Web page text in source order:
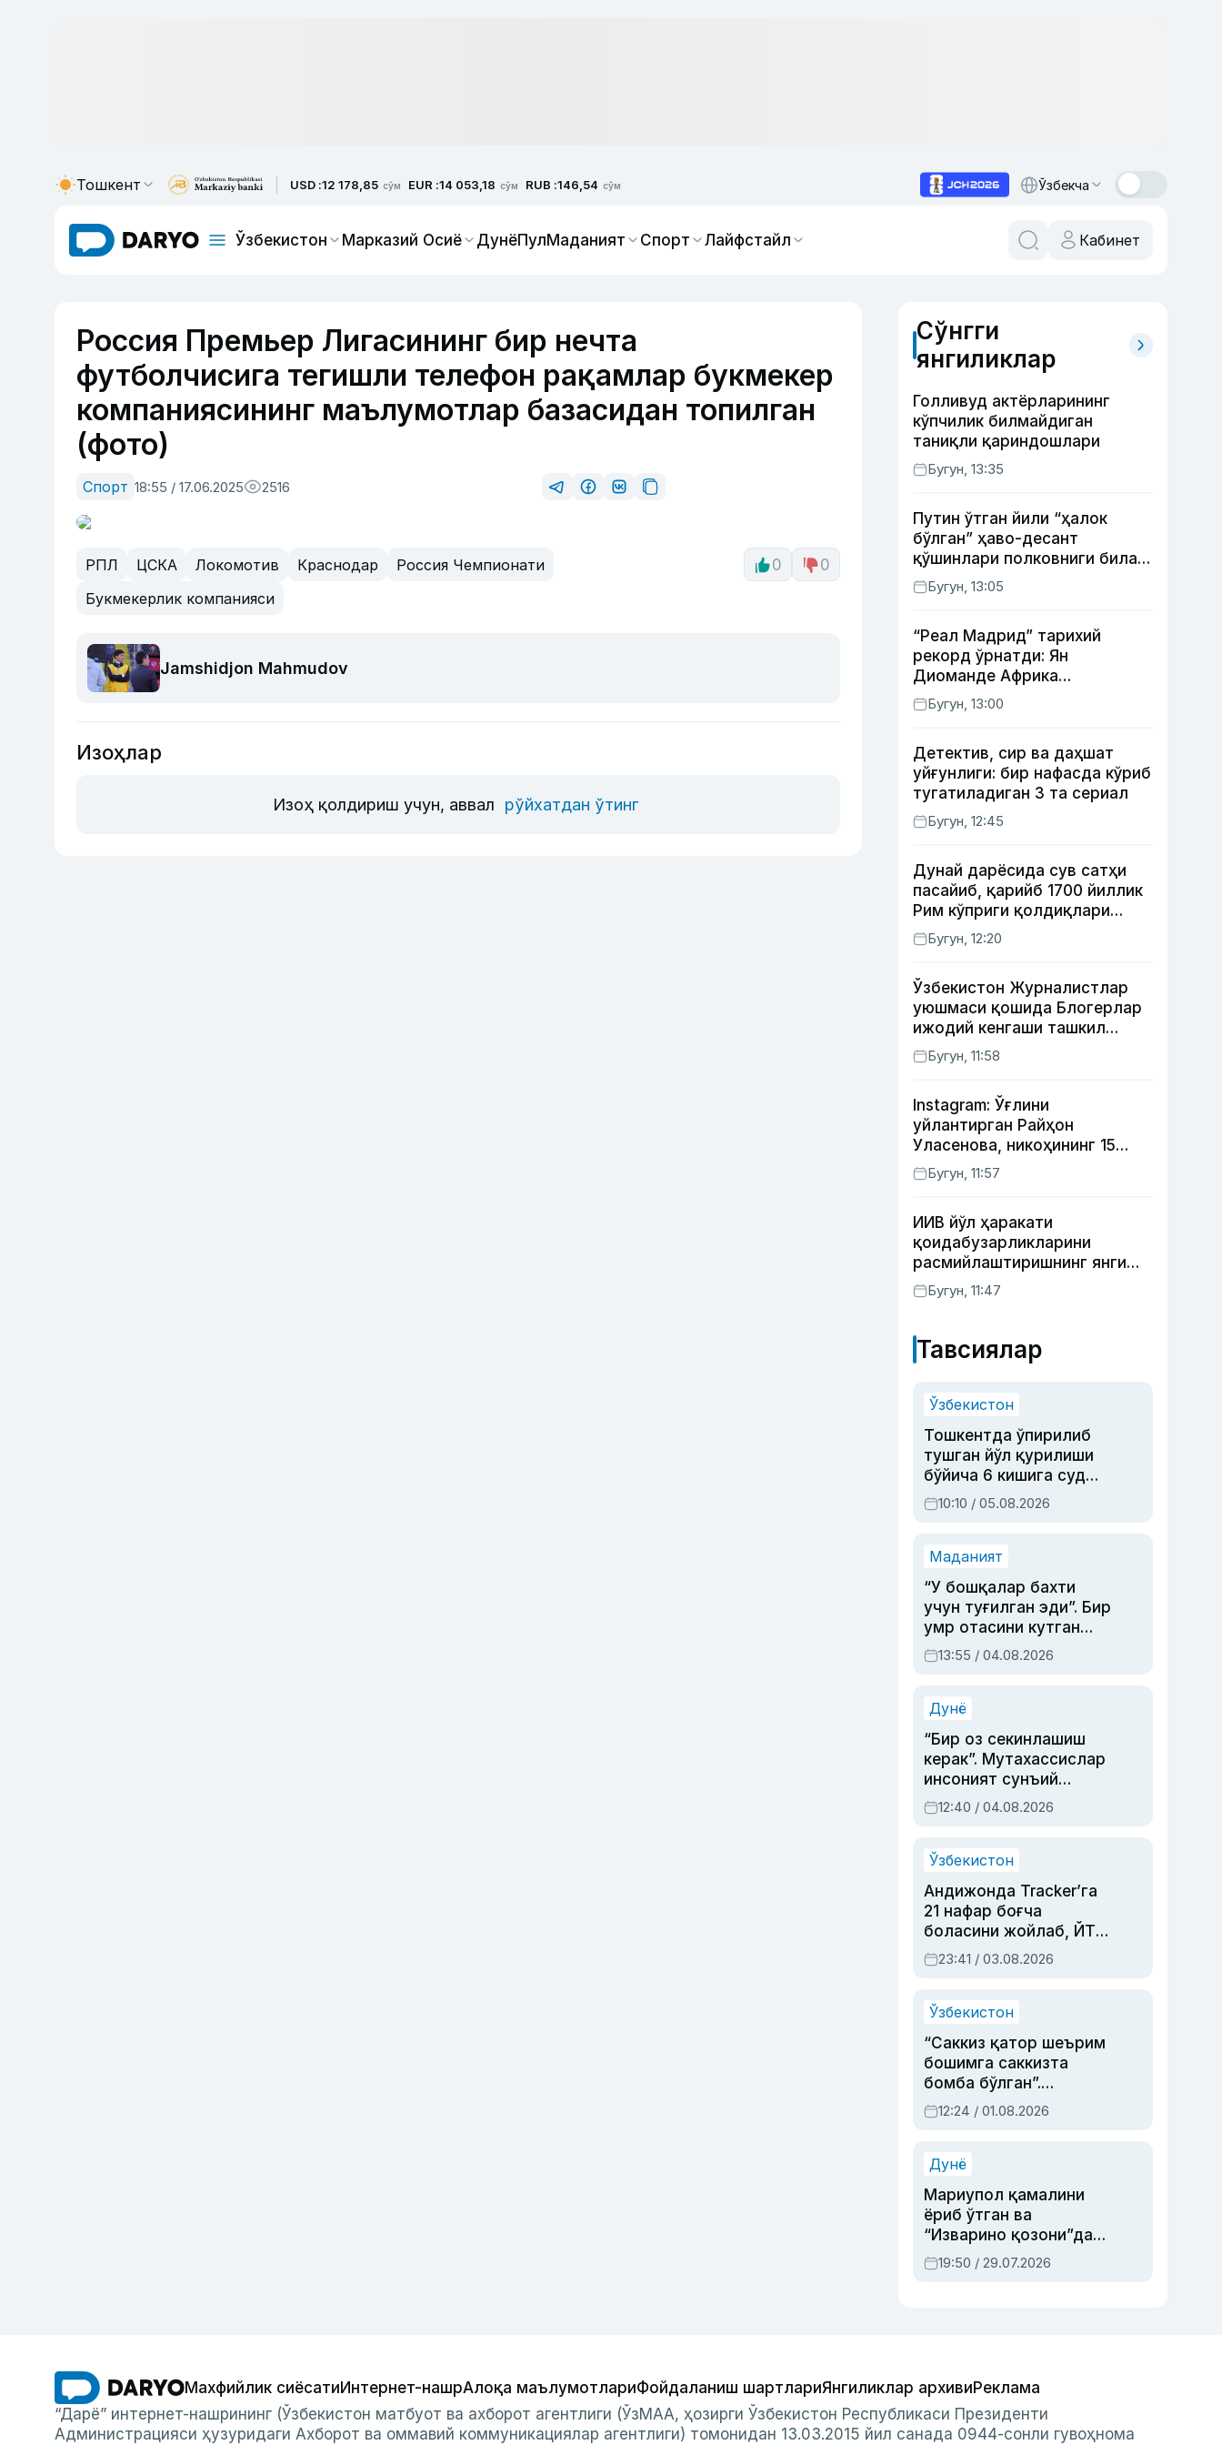
Тошкент USD :12 178,85 сўм EUR :14 053,18 сўм RUB :146,54 сўм Ўзбекча
Ўзбекистон Марказий Осиё ДунёПулМаданият Спорт Лайфстайл Кабинет
Россия Премьер Лигасининг бир нечта
футболчисига тегишли телефон рақамлар букмекер
компаниясининг маълумотлар базасидан топилган
(фото)
Спорт 18:55 / 17.06.2025 2516
РПЛ ЦСКА Локомотив Краснодар
Россия Чемпионати
Букмекерлик компанияси
0 0
Jamshidjon Mahmudov
Изоҳлар
Изоҳ қолдириш учун, аввал рўйхатдан ўтинг
Сўнгги
янгиликлар
Голливуд актёрларининг
кўпчилик билмайдиган
таниқли қариндошлари
Бугун, 13:35
Путин ўтган йили “ҳалок
бўлган” ҳаво-десант
қўшинлари полковниги билан
телефон орқали
суҳбатлашди
Бугун, 13:05
“Реал Мадрид” тарихий
рекорд ўрнатди: Ян
Диоманде Африка
футболидаги энг қиммат
трансферга айланди
Бугун, 13:00
Детектив, сир ва даҳшат
уйғунлиги: бир нафасда кўриб
тугатиладиган 3 та сериал
Бугун, 12:45
Дунай дарёсида сув сатҳи
пасайиб, қарийб 1700 йиллик
Рим кўприги қолдиқлари
кўринди
Бугун, 12:20
Ўзбекистон Журналистлар
уюшмаси қошида Блогерлар
ижодий кенгаши ташкил
этилди
Бугун, 11:58
Instagram: Ўғлини
уйлантирган Райҳон
Уласенова, никоҳининг 15
йиллигини нишонлаган турк
актёрлари ва Камелот
Раҳимова
Бугун, 11:57
ИИВ йўл ҳаракати
қоидабузарликларини
расмийлаштиришнинг янги
тартибини таклиф қилди
Бугун, 11:47
Тавсиялар
Ўзбекистон
Тошкентда ўпирилиб
тушган йўл қурилиши
бўйича 6 кишига суд
ҳукми ўқилди
10:10 / 05.08.2026
Маданият
“У бошқалар бахти
учун туғилган эди”. Бир
умр отасини кутган
актриса ва дубльяж
устаси Римма
синовларга тўла ҳаёти
13:55 / 04.08.2026
Дунё
“Бир оз секинлашиш
керак”. Мутахассислар
инсоният сунъий
интеллектни бошқара
олмай қолишидан
12:40 / 04.08.2026
Ўзбекистон
Андижонда Tracker’га
21 нафар боғча
боласини жойлаб, ЙТҲ
содир этган аёлга суд
ҳукми ўқилди
23:41 / 03.08.2026
Ўзбекистон
“Саккиз қатор шеърим
бошимга саккизта
бомба бўлган”.
Абдулла Ориповни
сиёсий айбловлардан
12:24 / 01.08.2026
Дунё
Мариупол қамалини
ёриб ўтган ва
“Изварино қозони”дан
чиққан қаҳрамон —
Украина армияси бош
19:50 / 29.07.2026
Махфийлик сиёсатиИнтернет-нашрАлоқа маълумотлариФойдаланиш шартлариЯнгиликлар архивиРеклама
“Дарё” интернет-нашрининг (Ўзбекистон матбуот ва ахборот агентлиги (ЎзМАА, ҳозирги Ўзбекистон Республикаси Президенти
Администрацияси ҳузуридаги Ахборот ва оммавий коммуникациялар агентлиги) томонидан 13.03.2015 йил санада 0944-сонли гувоҳнома